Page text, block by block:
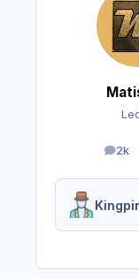
2k